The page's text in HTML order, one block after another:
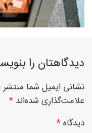
فوق
تخصصی
نصب
دیدگاهتان را
نشانی ایمیل شما
علامت‌گذاری شده‌اند *
دیدگاه*